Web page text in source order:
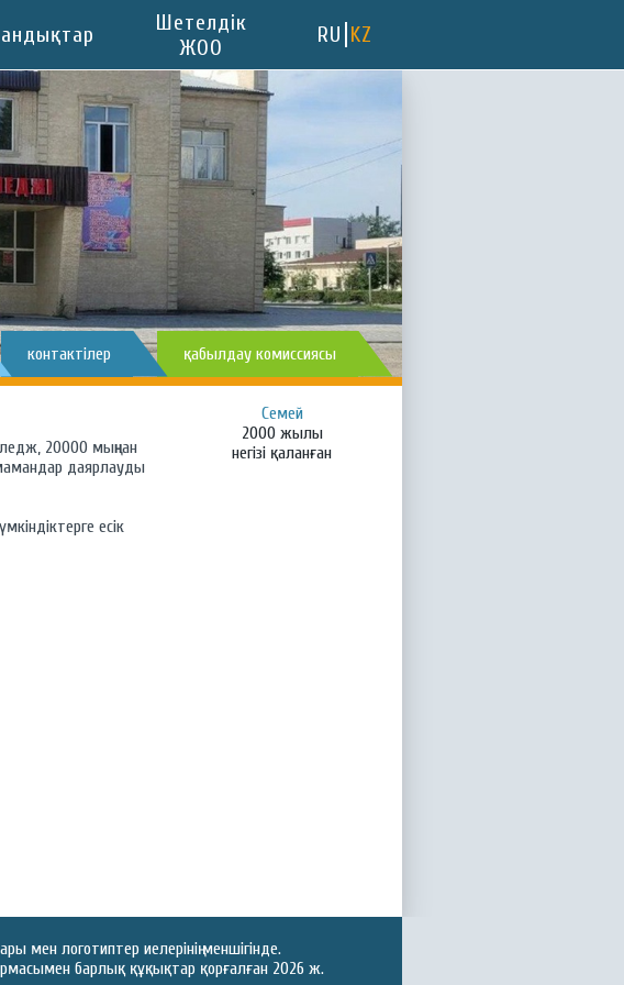
Шетелдік
ЖОО
RU KZ
контактілер қабылдау комиссиясы
20000 мыңнан
даярлауды
есік
Семей
2000 жылы
негізі қаланған
мен логотиптер иелерінің меншігінде.
барлық құқықтар қорғалған 2026 ж.